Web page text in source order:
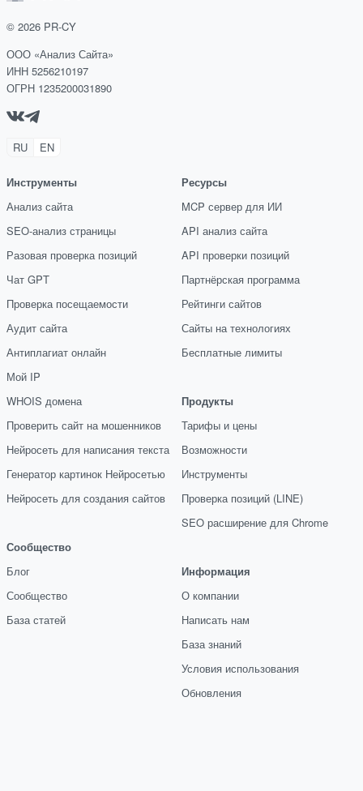
© 2026 PR-CY
ООО «Анализ Сайта»
ИНН 5256210197
ОГРН 1235200031890
RU EN
Инструменты
Анализ сайта
SEO-анализ страницы
Разовая проверка позиций
Чат GPT
Проверка посещаемости
Аудит сайта
Антиплагиат онлайн
Мой IP
WHOIS домена
Проверить сайт на мошенников
Нейросеть для написания текста
Генератор картинок Нейросетью
Нейросеть для создания сайтов
Сообщество
Блог
Сообщество
База статей
Ресурсы
MCP сервер для ИИ
API анализ сайта
API проверки позиций
Партнёрская программа
Рейтинги сайтов
Сайты на технологиях
Бесплатные лимиты
Продукты
Тарифы и цены
Возможности
Инструменты
Проверка позиций (LINE)
SEO расширение для Chrome
Информация
О компании
Написать нам
База знаний
Условия использования
Обновления